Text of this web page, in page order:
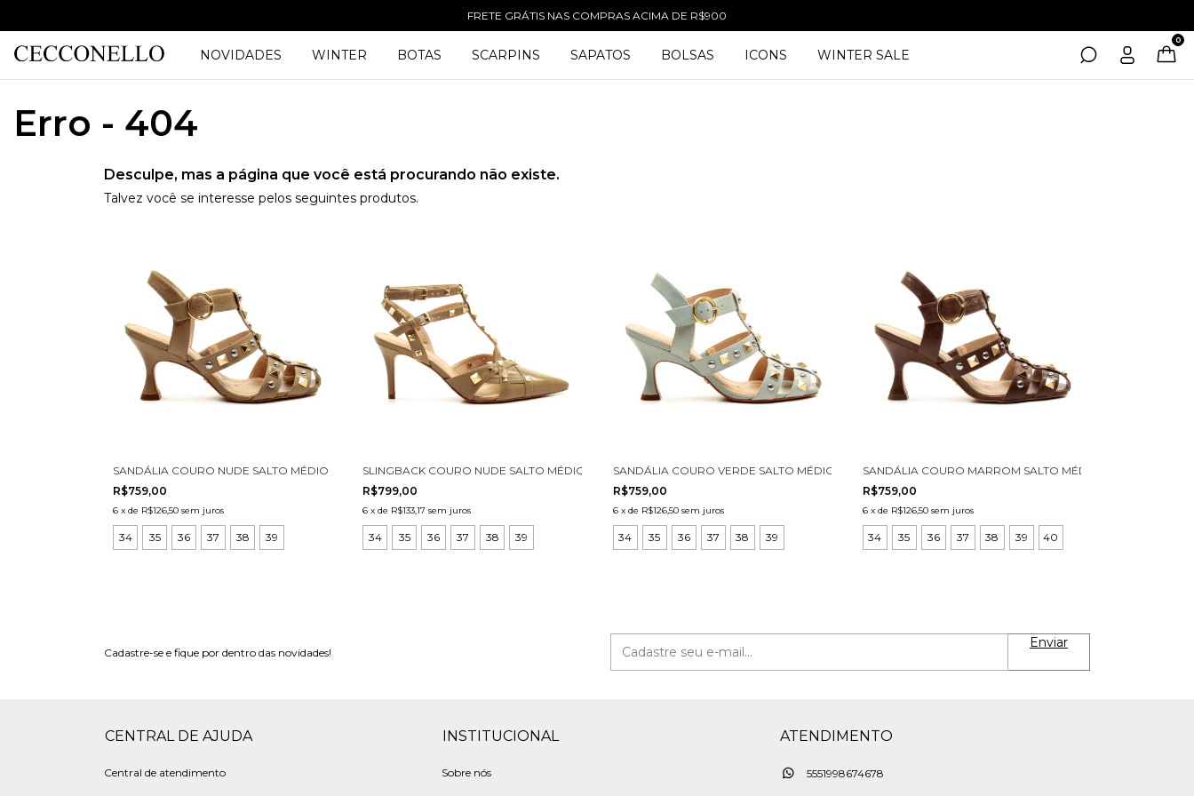
FRETE GRÁTIS NAS COMPRAS ACIMA DE R$900
NOVIDADES WINTER BOTAS SCARPINS SAPATOS BOLSAS ICONS WINTER SALE
0
Erro - 404
Desculpe, mas a página que você está procurando não existe.
Talvez você se interesse pelos seguintes produtos.
SANDÁLIA COURO NUDE SALTO MÉDIO CECCONELLO 3031001-1
R$759,00
6 x de R$126,50 sem juros
34 35 36 37 38 39
SLINGBACK COURO NUDE SALTO MÉDIO CECCONELLO 3006002-2
R$799,00
6 xde R$133,17 sem juros
34 35 36 37 38 39
SANDÁLIA COURO VERDE SALTO MÉDIO CECCONELLO 3031001-2
R$759,00
6 x de R$126,50 sem juros
34 35 36 37 38 39
SANDÁLIA COURO MARROM SALTO MÉDIO CECCONELLO
R$759,00
6 x de R$126,50 sem juros
34 35 36 37 38 39 40
Cadastre-se e fique por dentro das novidades!
CENTRAL DE AJUDA
Central de atendimento
INSTITUCIONAL
Sobre nós
ATENDIMENTO
5551998674678